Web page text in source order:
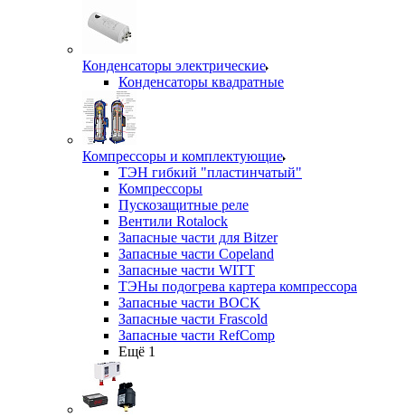
Конденсаторы электрические
Конденсаторы квадратные
Компрессоры и комплектующие
ТЭН гибкий "пластинчатый"
Компрессоры
Пускозащитные реле
Вентили Rotalock
Запасные части для Bitzer
Запасные части Copeland
Запасные части WITT
ТЭНы подогрева картера компрессора
Запасные части BOCK
Запасные части Frascold
Запасные части RefComp
Ещё 1